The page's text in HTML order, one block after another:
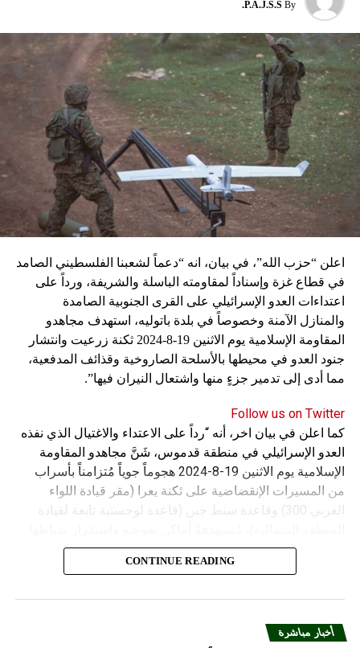
نسبه الحزب الى إسرائيل”.
By
P.A.J.S.S.
اعلن “حزب الله”، في بيان، انه “دعماً لشعبنا الفلسطيني الصامد
في قطاع غزة وإسناداً لمقاومته الباسلة ‌‏‌‏‌والشريفة، ورداً على
اعتداءات العدو الإسرائيلي على القرى الجنوبية الصامدة
والمنازل الآمنة وخصوصاً في بلدة باتوليه، استهدف مجاهدو
المقاومة الإسلامية يوم الاثنين 19-8-2024 ثكنة زرعيت وانتشار
جنود العدو في محيطها بالأسلحة الصاروخية وقذائف المدفعية،
مما أدى إلى تدمير جزءٍ منها واشتعال النيران فيها”.
Follow us on Twitter
كما اعلن في بيان اخر، أنه “رداً على الاعتداء والاغتيال الذي نفذه
العدو الإسرائيلي في منطقة قدموس، شَنَّ مجاهدو المقاومة
الإسلامية يوم الاثنين 19-8-2024 هجوماً جوياً مُتزامناً بأسراب
من المسيرات الإنقضاضية على ثكنة يعرا (مقر قيادة اللواء
الغربي 300) وقاعدة سنط جين (قاعدة لوجستية تابعة لقيادة
وجنودها وأصابت أهدافها بدقة وأوقعت فيهم عدداً من القتلى
CONTINUE READING
أخبار مباشرة